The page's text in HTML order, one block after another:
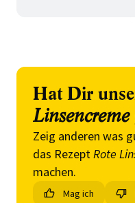
Hat Dir
Linsencreme
Zeig anderen was
das RezeptRote
machen.
Mag ich